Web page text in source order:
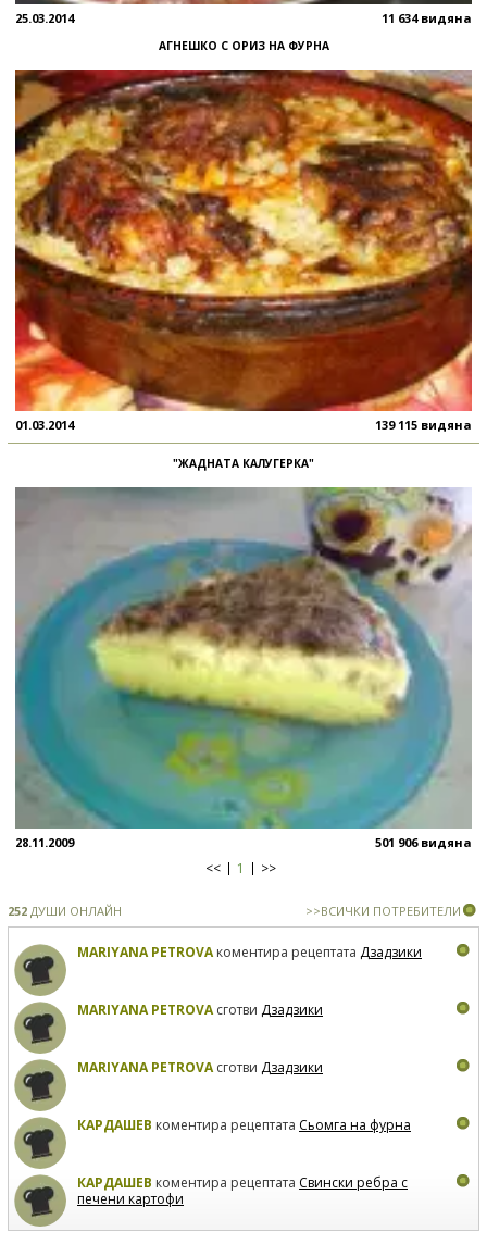
25.03.2014 11 634 видяна
АГНЕШКО С ОРИЗ НА ФУРНА
01.03.2014 139 115 видяна
"ЖАДНАТА КАЛУГЕРКА"
28.11.2009 501 906 видяна
<< 1 >>
252 ДУШИ ОНЛАЙН >>ВСИЧКИ ПОТРЕБИТЕЛИ
MARIYANA PETROVAкоментира рецептата Дзадзики
MARIYANA PETROVAсготви Дзадзики
MARIYANA PETROVAсготви Дзадзики
КАРДАШЕВ коментира рецептата Сьомга на фурна
КАРДАШЕВ коментира рецептата Свински ребра с
печени картофи